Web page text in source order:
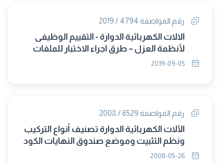
رقم المواصفة 4794 / 2019
الالات الكهربائية الدوارة - التقييم الوظيفى
لأنظمة العزل – طرق اجراء الاختبار للملفات
ذات السلك الملفوف التقييم الحرارى
رقم المواصفة 6529 / 2008
الآلات الكهربائية الدوارة تصنيف أنواع التركيب
ونظم التثبيت وموضع صندوق النهايات الكود
(IM)